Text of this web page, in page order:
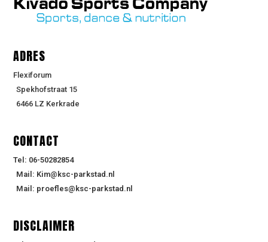
ADRES
Flexiforum
Spekhofstraat 15
6466 LZ Kerkrade
CONTACT
Tel: 06-50282854
Mail: Kim@ksc-parkstad.nl
Mail: proefles@ksc-parkstad.nl
DISCLAIMER